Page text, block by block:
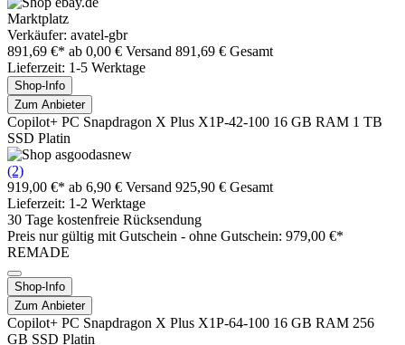
Marktplatz
Verkäufer: avatel-gbr
891,69 €* ab 0,00 € Versand 891,69 € Gesamt
Lieferzeit: 1-5 Werktage
Shop-Info
Zum Anbieter
Copilot+ PC Snapdragon X Plus X1P-42-100 16 GB RAM 1 TB
SSD Platin
(2)
919,00 €* ab 6,90 € Versand 925,90 € Gesamt
Lieferzeit: 1-2 Werktage
30 Tage kostenfreie Rücksendung
Preis nur gültig mit Gutschein - ohne Gutschein: 979,00 €*
REMADE
Shop-Info
Zum Anbieter
Copilot+ PC Snapdragon X Plus X1P-64-100 16 GB RAM 256
GB SSD Platin